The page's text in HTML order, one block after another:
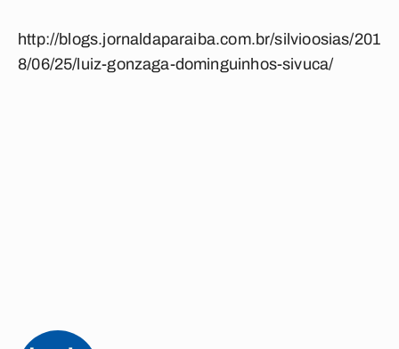
http://blogs.jornaldaparaiba.com.br/silvioosias/201
8/06/25/luiz-gonzaga-dominguinhos-sivuca/